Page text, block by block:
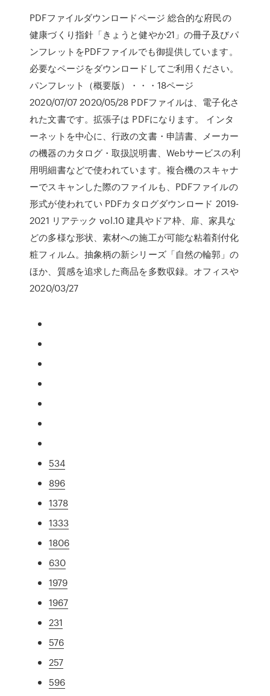
PDFファイルダウンロードページ 総合的な府民の
健康づくり指針「きょうと健やか21」の冊子及びパ
ンフレットをPDFファイルでも御提供しています。
必要なページをダウンロードしてご利用ください。
パンフレット（概要版）・・・18ページ
2020/07/07 2020/05/28 PDFファイルは、電子化さ
れた文書です。拡張子は PDFになります。 インタ
ーネットを中心に、行政の文書・申請書、メーカー
の機器のカタログ・取扱説明書、Webサービスの利
用明細書などで使われています。複合機のスキャナ
ーでスキャンした際のファイルも、PDFファイルの
形式が使われてい PDFカタログダウンロード 2019-
2021 リアテック vol.10 建具やドア枠、扉、家具な
どの多様な形状、素材への施工が可能な粘着剤付化
粧フィルム。抽象柄の新シリーズ「自然の輪郭」の
ほか、質感を追求した商品を多数収録。オフィスや
2020/03/27
534
896
1378
1333
1806
630
1979
1967
231
576
257
596